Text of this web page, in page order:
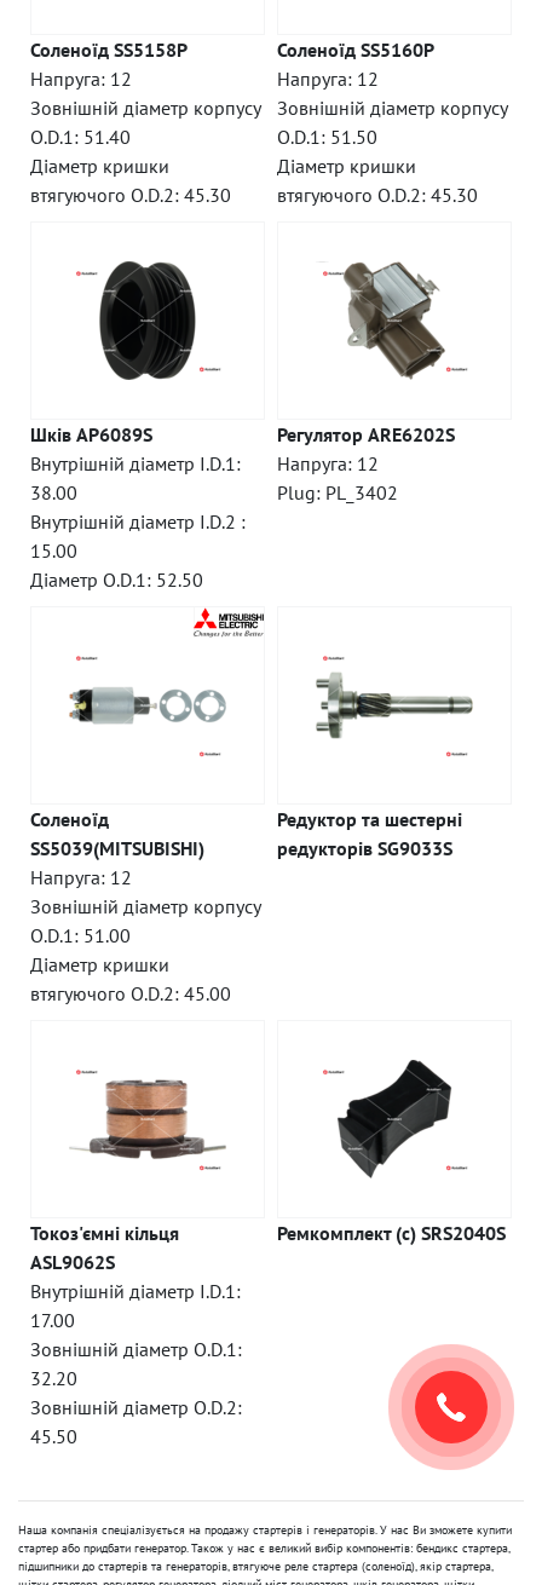
Соленоїд SS5158P
Напруга: 12
Зовнішній діаметр корпусу
O.D.1: 51.40
Діаметр кришки
втягуючого O.D.2: 45.30
Соленоїд SS5160P
Напруга: 12
Зовнішній діаметр корпусу
O.D.1: 51.50
Діаметр кришки
втягуючого O.D.2: 45.30
Шків AP6089S
Внутрішній діаметр I.D.1:
38.00
Внутрішній діаметр I.D.2 :
15.00
Діаметр O.D.1: 52.50
Регулятор ARE6202S
Напруга: 12
Plug: PL_3402
Соленоїд
SS5039(MITSUBISHI)
Напруга: 12
Зовнішній діаметр корпусу
O.D.1: 51.00
Діаметр кришки
втягуючого O.D.2: 45.00
Редуктор та шестерні
редукторів SG9033S
Токоз'ємні кільця
ASL9062S
Внутрішній діаметр I.D.1:
17.00
Зовнішній діаметр O.D.1:
32.20
Зовнішній діаметр O.D.2:
45.50
Ремкомплект (c) SRS2040S
Наша компанія спеціалізується на продажу стартерів і генераторів. У нас Ви зможете купити
стартер або придбати генератор. Також у нас є великий вибір компонентів: бендикс стартера,
підшипники до стартерів та генераторів, втягуюче реле стартера (соленоїд), якір стартера,